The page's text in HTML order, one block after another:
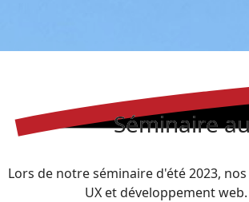
Séminaire
Lors de notre séminaire d'été 2023,
UX et développement